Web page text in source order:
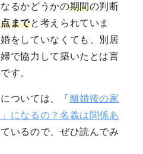
るかどうかの期間の判断
までと考えられていま
をしていなくても、別居
で協力して築いたとは言
す。
ついては、「 離婚後の家
になるの？名義は関係あ
いるので、ぜひ読んでみ